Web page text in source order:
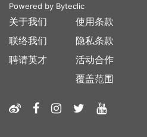
Powered by Byteclic
关于我们
联络我们
聘请英才
使用条款
隐私条款
活动合作
覆盖范围